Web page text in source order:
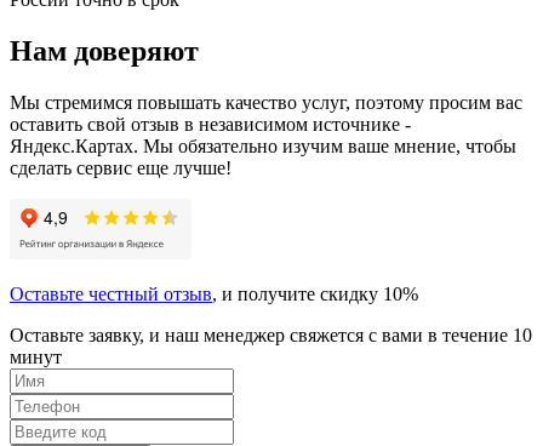
Нам доверяют
Мы стремимся повышать качество услуг, поэтому просим вас
оставить свой отзыв в независимом источнике -
Яндекс.Картах. Мы обязательно изучим ваше мнение, чтобы
сделать сервис еще лучше!
Оставьте честный отзыв, и получите скидку 10%
Оставьте заявку, и наш менеджер свяжется с вами в течение 10
минут